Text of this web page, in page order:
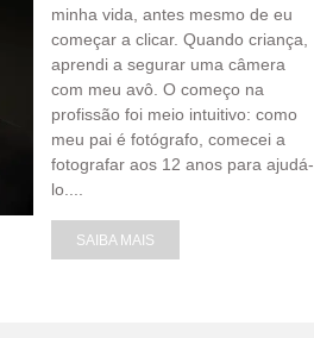
minha vida, antes mesmo de eu
começar a clicar. Quando criança,
aprendi a segurar uma câmera
com meu avô. O começo na
profissão foi meio intuitivo: como
meu pai é fotógrafo, comecei a
fotografar aos 12 anos para ajudá-
lo....
SAIBA MAIS